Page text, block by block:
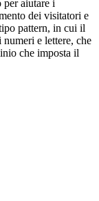
aiutare i
dei visitatori e
pattern, in cui il
numeri e lettere, che
che imposta il